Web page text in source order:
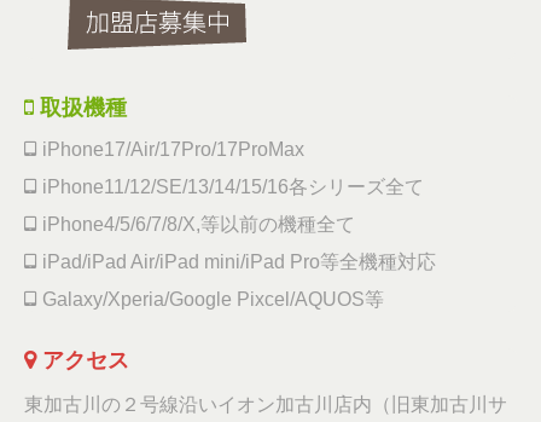
取扱機種
iPhone17/Air/17Pro/17ProMax
iPhone11/12/SE/13/14/15/16各シリーズ全て
iPhone4/5/6/7/8/X,等以前の機種全て
iPad/iPad Air/iPad mini/iPad Pro等全機種対応
Galaxy/Xperia/Google Pixcel/AQUOS等
アクセス
東加古川の２号線沿いイオン加古川店内（旧東加古川サ